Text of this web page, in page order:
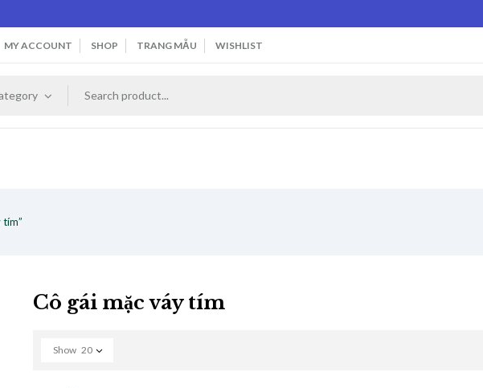
MY ACCOUNT SHOP TRANG MẪU WISHLIST
tím”
Cô gái mặc váy tím
Show 20